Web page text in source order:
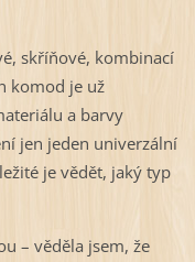
skříňové, kombinací
komod je už
a barvy
jen jeden univerzální
je vědět, jaký typ
– věděla jsem, že